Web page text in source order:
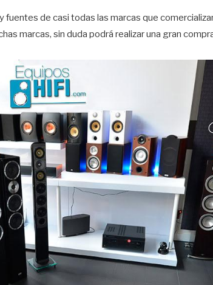
de casi todas las marcas que
marcas, sin duda podrá realizar una gran